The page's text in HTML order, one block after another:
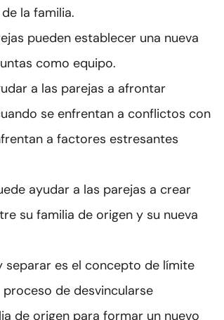
la familia.
pueden establecer una nueva
como equipo.
a las parejas a afrontar
se enfrentan a conflictos con
a factores estresantes
ayudar a las parejas a crear
su familia de origen y su nueva
separar es el concepto de límite
de desvincularse
de origen para formar un nuevo